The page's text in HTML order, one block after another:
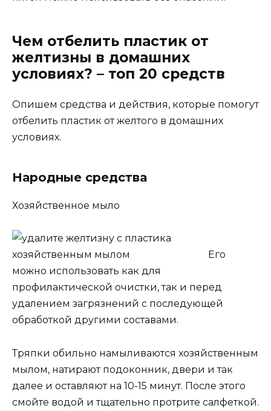
Чем отбелить пластик от
желтизны в домашних
условиях? – топ 20 средств
Опишем средства и действия, которые помогут
отбелить пластик от желтого в домашних
условиях.
Народные средства
Хозяйственное мыло
Его
можно использовать как для
профилактической очистки, так и перед
удалением загрязнений с последующей
обработкой другими составами.
Тряпки обильно намыливаются хозяйственным
мылом, натирают подоконник, двери и так
далее и оставляют на 10-15 минут. После этого
смойте водой и тщательно протрите салфеткой.